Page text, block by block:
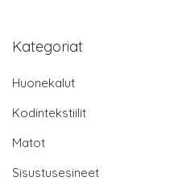
Kategoriat
Huonekalut
Kodintekstiilit
Matot
Sisustusesineet